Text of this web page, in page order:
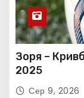
Зоря –
2025
Сер 9, 2026